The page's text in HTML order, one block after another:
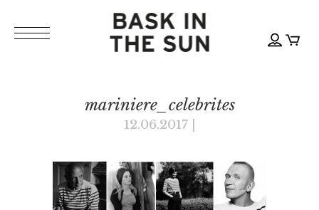
mariniere_celebrites
12.06.2017|